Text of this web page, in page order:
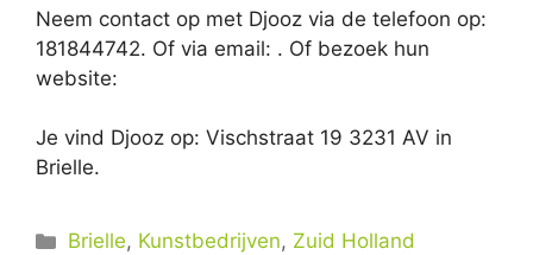
Neem contact op met Djooz via de telefoon op:
181844742. Of via email: . Of bezoek hun
website:
Je vind Djooz op: Vischstraat 19 3231 AV in
Brielle.
Categorieën
Brielle, Kunstbedrijven, Zuid Holland